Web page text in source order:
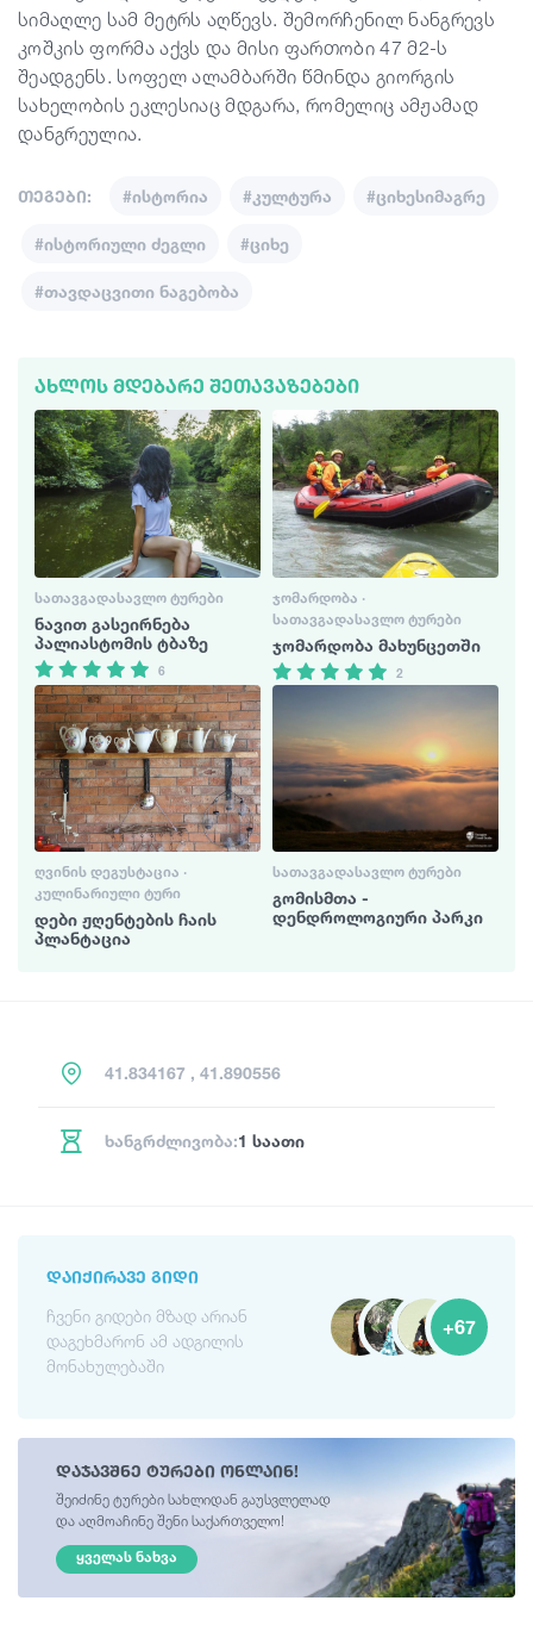
სიმაღლე სამ მეტრს აღწევს. შემორჩენილ ნანგრევს
კოშკის ფორმა აქვს და მისი ფართობი 47 მ2-ს
შეადგენს. სოფელ ალამბარში წმინდა გიორგის
სახელობის ეკლესიაც მდგარა, რომელიც ამჟამად
დანგრეულია.
თეგები: #ისტორია #კულტურა #ციხესიმაგრე
#ისტორიული ძეგლი #ციხე
#თავდაცვითი ნაგებობა
ᲐᲮᲚᲝᲡ ᲛᲓᲔᲑᲐᲠᲔ ᲨᲔᲗᲐᲕᲐᲖᲔᲑᲔᲑᲘ
ᲡᲐᲗᲐᲕᲒᲐᲓᲐᲡᲐᲕᲚᲝ ᲢᲣᲠᲔᲑᲘ
ნავით გასეირნება
პალიასტომის ტბაზე
6
ᲯᲝᲛᲐᲠᲓᲝᲑᲐ ·
ᲡᲐᲗᲐᲕᲒᲐᲓᲐᲡᲐᲕᲚᲝ ᲢᲣᲠᲔᲑᲘ
ჯომარდობა მახუნცეთში
2
ᲦᲕᲘᲜᲘᲡ ᲓᲔᲒᲣᲡᲢᲐᲪᲘᲐ ·
ᲙᲣᲚᲘᲜᲐᲠᲘᲣᲚᲘ ᲢᲣᲠᲘ
დები ჟღენტების ჩაის
პლანტაცია
ᲡᲐᲗᲐᲕᲒᲐᲓᲐᲡᲐᲕᲚᲝ ᲢᲣᲠᲔᲑᲘ
გომისმთა -
დენდროლოგიური პარკი
41.834167 , 41.890556
ხანგრძლივობა:1 საათი
ᲓᲐᲘᲥᲘᲠᲐᲕᲔ ᲒᲘᲓᲘ
ჩვენი გიდები მზად არიან
დაგეხმარონ ამ ადგილის
მონახულებაში
+67
დაჯავშნე ტურები ონლაინ!
შეიძინე ტურები სახლიდან გაუსვლელად
და აღმოაჩინე შენი საქართველო!
ᲧᲕᲔᲚᲐᲡ ᲜᲐᲮᲕᲐ